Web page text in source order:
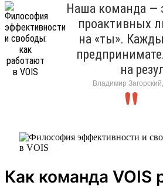
Наша команда —
проактивных
на «ты».
на
Владимир
Как команда VOIS